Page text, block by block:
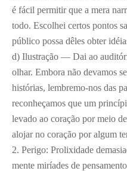
é fácil permitir que a mera
todo. Escolhei certos pontos
público possa dêles obter
d) Ilustração — Dai ao
olhar. Embora não devamos
histórias, lembremo-nos das
reconheçamos que um
levado ao coração por meio
alojar no coração por algum
2. Perigo: Prolixidade
mente miríades de